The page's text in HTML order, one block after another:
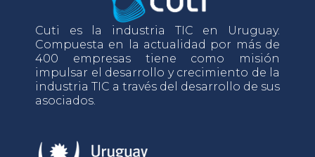
Cuti es la industria TIC en Uruguay.
Compuesta en la actualidad por más de
400 empresas tiene como misión
impulsar el desarrollo y crecimiento de la
industria TIC a través del desarrollo de sus
asociados.